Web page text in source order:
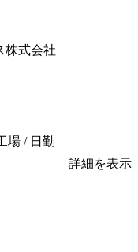
株式会社
場 / 日勤
詳細を表示